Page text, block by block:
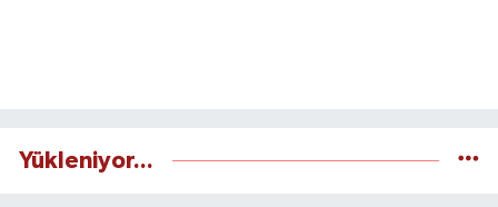
Yükleniyor...